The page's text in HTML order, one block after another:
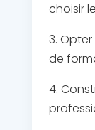
choisir
3.
de
4.